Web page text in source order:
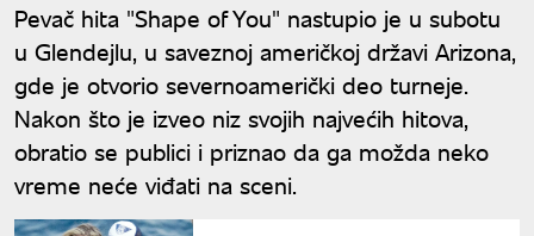
Pevač hita "Shape of You" nastupio je u subotu
u Glendejlu, u saveznoj američkoj državi Arizona,
gde je otvorio severnoamerički deo turneje.
Nakon što je izveo niz svojih najvećih hitova,
obratio se publici i priznao da ga možda neko
vreme neće viđati na sceni.